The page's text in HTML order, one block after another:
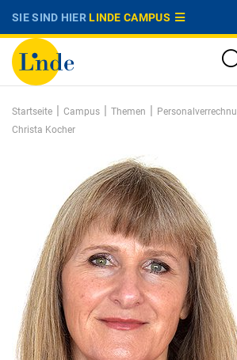
SIE SIND HIERLINDE CAMPUS
Startseite | Campus | Themen |
Christa Kocher